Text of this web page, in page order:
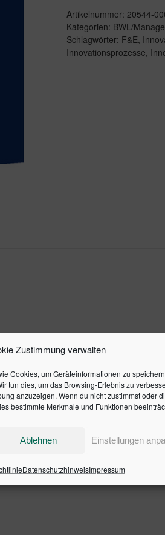
Zustimmung verwalten
Cookies, um Geräteinformationen zu speichern
tun dies, um das Browsing-Erlebnis zu
anzuzeigen. Wenn du nicht zustimmst oder
bestimmte Merkmale und Funktionen
Ablehnen Einstellungen
DatenschutzhinweisImpressum
Artikelnummer: 20544-
Kategorien: BWL/
Schlagwörter: F&E,
Innovationsprozesse,
sowohl die theoretischen
Beispielen.